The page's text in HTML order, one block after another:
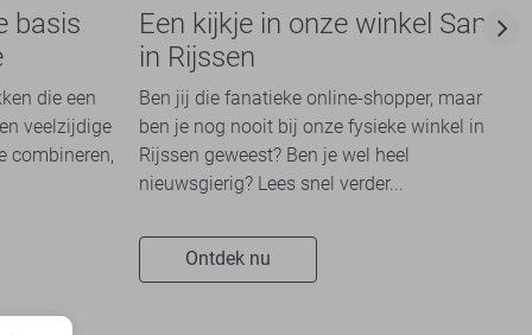
basis
die een
veelzijdige
combineren,
Een kijkje in onze winkel Sans
in Rijssen
Ben jij die fanatieke online-shopper, maar
ben je nog nooit bij onze fysieke winkel in
Rijssen geweest? Ben je wel heel
nieuwsgierig? Lees snel verder...
Ontdek nu